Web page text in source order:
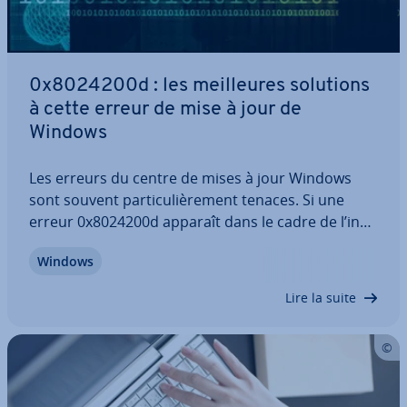
0x8024200d : les meil­leures solutions
à cette erreur de mise à jour de
Windows
Les erreurs du centre de mises à jour Windows
sont souvent par­ti­cu­liè­re­ment tenaces. Si une
erreur 0x8024200d apparaît dans le cadre de l’ins­
s’avère souvent in­suf­fi­sant. La mise à jour
continue de Windows étant toutefois décisive à…
Windows
Lire la suite